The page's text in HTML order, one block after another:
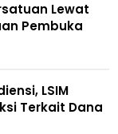
Lewat
Pembuka
LSIM
Terkait Dana